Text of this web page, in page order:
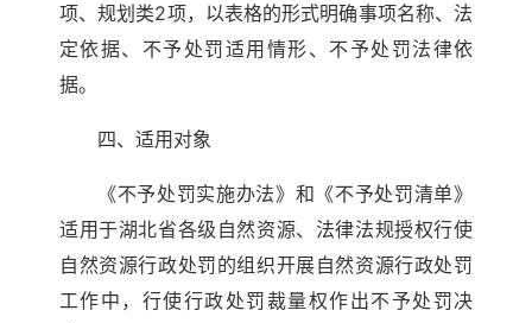
项、规划类2项，以表格的形式明确事项名称、法
定依据、不予处罚适用情形、不予处罚法律依
据。
四、适用对象
《不予处罚实施办法》和《不予处罚清单》
适用于湖北省各级自然资源、法律法规授权行使
自然资源行政处罚的组织开展自然资源行政处罚
工作中，行使行政处罚裁量权作出不予处罚决